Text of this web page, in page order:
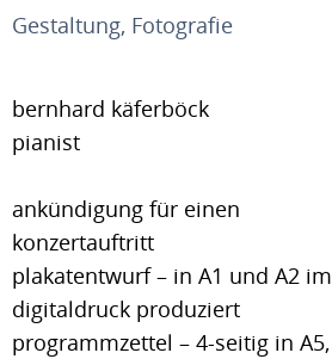
Gestaltung, Fotografie
bernhard käferböck
pianist
ankündigung für einen
konzertauftritt
plakatentwurf – in A1 und A2 im
digitaldruck produziert
programmzettel – 4-seitig in A5,